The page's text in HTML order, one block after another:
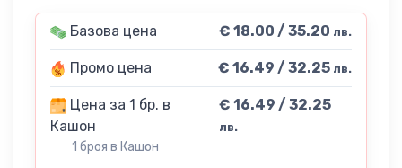
Базова цена € 18.00 / 35.20 лв.
Промо цена € 16.49 / 32.25 лв.
Цена за 1 бр. в
Кашон
1 броя в Кашон
€ 16.49 / 32.25
лв.